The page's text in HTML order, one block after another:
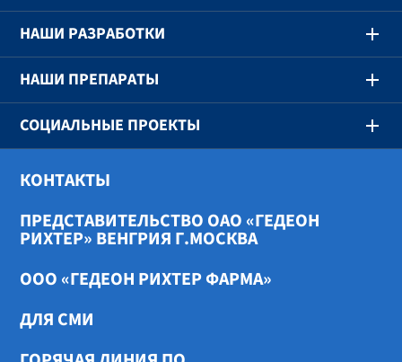
НАШИ РАЗРАБОТКИ
НАШИ ПРЕПАРАТЫ
СОЦИАЛЬНЫЕ ПРОЕКТЫ
КОНТАКТЫ
ПРЕДСТАВИТЕЛЬСТВО ОАО «ГЕДЕОН
РИХТЕР» ВЕНГРИЯ Г.МОСКВА
ООО «ГЕДЕОН РИХТЕР ФАРМА»
ДЛЯ СМИ